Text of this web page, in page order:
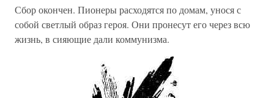
Сбор окончен. Пионеры расходятся по домам, унося с
собой светлый образ героя. Они пронесут его через всю
жизнь, в сияющие дали коммунизма.